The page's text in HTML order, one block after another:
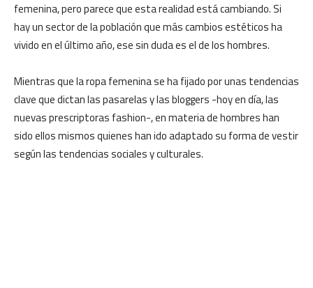
femenina, pero parece que esta realidad está cambiando. Si
hay un sector de la población que más cambios estéticos ha
vivido en el último año, ese sin duda es el de los hombres.
Mientras que la ropa femenina se ha fijado por unas tendencias
clave que dictan las pasarelas y las bloggers -hoy en día, las
nuevas prescriptoras fashion-, en materia de hombres han
sido ellos mismos quienes han ido adaptado su forma de vestir
según las tendencias sociales y culturales.